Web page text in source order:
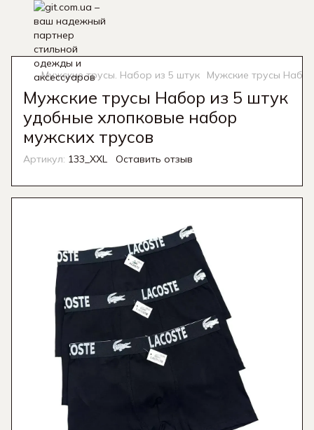
Мужские трусы. Набор из 5 штук Мужские трусы
Мужские трусы Набор из 5 штук
удобные хлопковые набор
мужских трусов
Артикул: 133_XXL Оставить отзыв